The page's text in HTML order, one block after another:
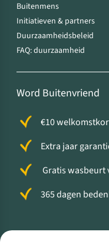
Buitenmens
Initiatieven & partners
Duurzaamheidsbeleid
FAQ: duurzaamheid
Word Buitenvriend
€10
Extra jaar
Gratis wasbeurt
365 dagen